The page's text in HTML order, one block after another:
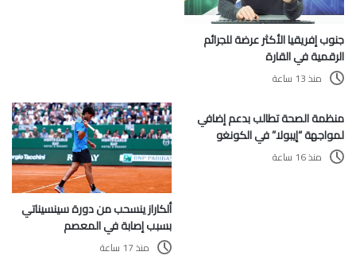
جنوب إفريقيا الأكثر عرضة للجرائم
الرقمية في القارة
منذ 13 ساعة
منظمة الصحة تطالب بدعم إضافي
لمواجهة “إيبولا” في الكونغو
منذ 16 ساعة
ألكاراز ينسحب من دورة سينسيناتي
بسبب إصابة في المعصم
منذ 17 ساعة